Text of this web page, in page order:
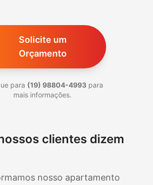
Solicite um
Orçamento
para (19) 98804-4993 para
mais informações.
clientes dizem
nosso apartamento